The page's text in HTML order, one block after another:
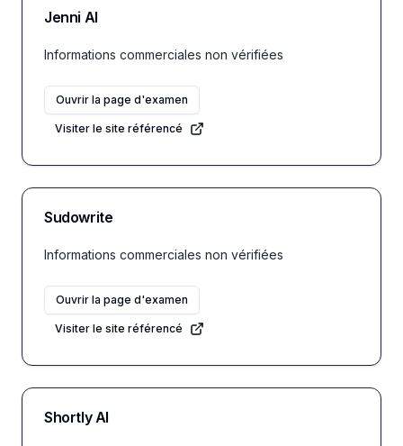
Jenni AI
Informations commerciales non vérifiées
Ouvrir la page d'examen
Visiter le site référencé
Sudowrite
Informations commerciales non vérifiées
Ouvrir la page d'examen
Visiter le site référencé
Shortly AI